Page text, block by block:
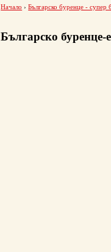
Начало ›Българско буренце - супер
Българско буренце-